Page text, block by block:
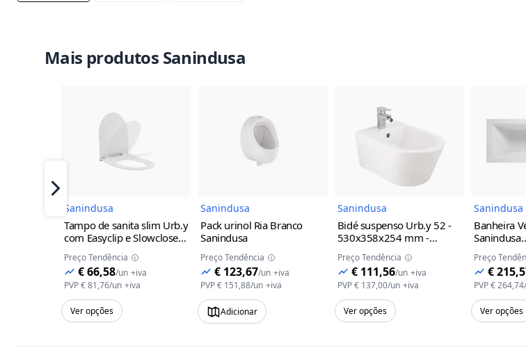
Mais produtos Sanindusa
Sanindusa
Tampo de sanita slim Urb.y
com Easyclip e Slowclose
Sanindusa
Branco
Preço Tendência
€ 66,58/un +iva
PVP€ 81,76/un +iva
Ver opções
Imagem do Produto
Sanindusa
Pack urinol Ria Branco
Sanindusa
Preço Tendência
€ 123,67/un +iva
PVP€ 151,88/un +iva
Adicionar
Imagem do Produto
Sanindusa
Bidé suspenso Urb.y 52 -
530x358x254 mm -
Sanindusa
Branco
Preço Tendência
€ 111,56/un +iva
PVP€ 137,00/un +iva
Ver opções
Sanindusa
Banheira
Sanindusa
Preço
€
PVP€ 264,74/
Ver opções
Próximo